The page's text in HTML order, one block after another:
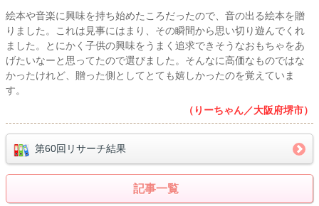
絵本や音楽に興味を持ち始めたころだったので、音の出る絵本を贈
りました。これは見事にはまり、その瞬間から思い切り遊んでくれ
ました。とにかく子供の興味をうまく追求できそうなおもちゃをあ
げたいなーと思ってたので選びました。そんなに高価なものではな
かったけれど、贈った側としてとても嬉しかったのを覚えていま
す。
（りーちゃん／大阪府堺市）
第60回リサーチ結果
記事一覧